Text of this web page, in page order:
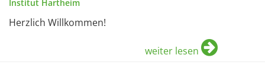
Institut Hartheim
Herzlich Willkommen!
weiter lesen